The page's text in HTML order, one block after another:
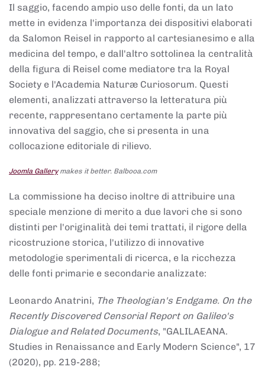
Il saggio, facendo ampio uso delle fonti, da un lato
mette in evidenza l'importanza dei dispositivi elaborati
da Salomon Reisel in rapporto al cartesianesimo e alla
medicina del tempo, e dall'altro sottolinea la centralità
della figura di Reisel come mediatore tra la Royal
Society e l'Academia Naturæ Curiosorum. Questi
elementi, analizzati attraverso la letteratura più
recente, rappresentano certamente la parte più
innovativa del saggio, che si presenta in una
collocazione editoriale di rilievo.
Joomla Gallerymakes it better. Balbooa.com
La commissione ha deciso inoltre di attribuire una
speciale menzione di merito a due lavori che si sono
distinti per l'originalità dei temi trattati, il rigore della
ricostruzione storica, l'utilizzo di innovative
metodologie sperimentali di ricerca, e la ricchezza
delle fonti primarie e secondarie analizzate:
Leonardo Anatrini, The Theologian's Endgame. On the
Recently Discovered Censorial Report on Galileo's
Dialogue and Related Documents, "GALILAEANA.
Studies in Renaissance and Early Modern Science", 17
(2020), pp. 219-288;